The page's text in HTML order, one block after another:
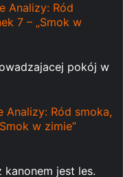
Analizy: Ród
7 – „Smok w
pokój w
Analizy: Ród smoka,
w zimie”
jest les.